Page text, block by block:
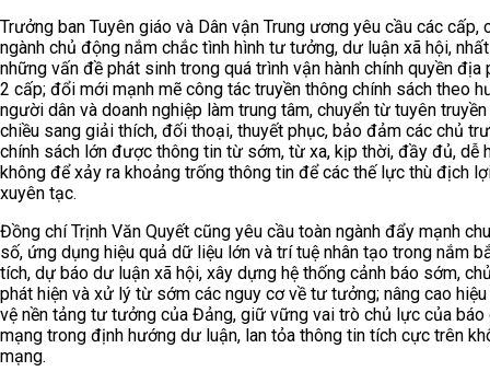
Trưởng ban Tuyên giáo và Dân vận Trung ương yêu cầu các cấp,
ngành chủ động nắm chắc tình hình tư tưởng, dư luận xã hội,
những vấn đề phát sinh trong quá trình vận hành chính quyền địa
2 cấp; đổi mới mạnh mẽ công tác truyền thông chính sách theo
người dân và doanh nghiệp làm trung tâm, chuyển từ tuyên
chiều sang giải thích, đối thoại, thuyết phục, bảo đảm các chủ
chính sách lớn được thông tin từ sớm, từ xa, kịp thời, đầy đủ, dễ
không để xảy ra khoảng trống thông tin để các thế lực thù địch
xuyên tạc.
Đồng chí Trịnh Văn Quyết cũng yêu cầu toàn ngành đẩy mạnh
số, ứng dụng hiệu quả dữ liệu lớn và trí tuệ nhân tạo trong nắm
tích, dự báo dư luận xã hội, xây dựng hệ thống cảnh báo sớm,
phát hiện và xử lý từ sớm các nguy cơ về tư tưởng; nâng cao
vệ nền tảng tư tưởng của Đảng, giữ vững vai trò chủ lực của báo
mạng trong định hướng dư luận, lan tỏa thông tin tích cực trên
mạng.